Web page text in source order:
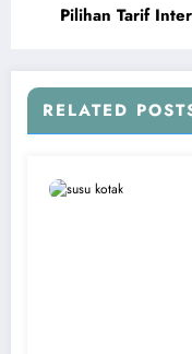
Pilihan Tarif
RELATED